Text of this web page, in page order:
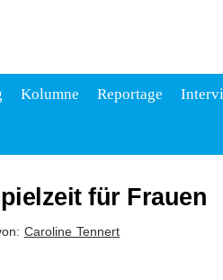
Kolumne Reportage
für Frauen
Caroline Tennert